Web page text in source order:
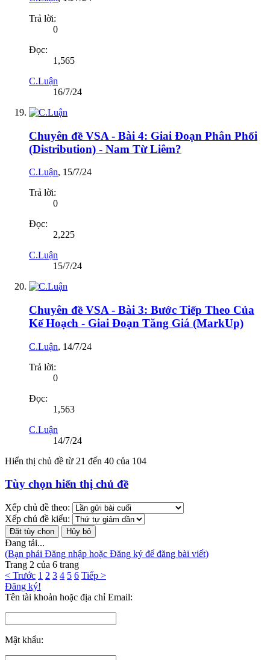
Trả lời:
0
Đọc:
1,565
C.Luận
16/7/24
Chuyên đề VSA - Bài 4: Giai Đoạn Phân Phối
(Distribution) - Nam Từ Liêm?
C.Luận, 15/7/24
Trả lời:
0
Đọc:
2,225
C.Luận
15/7/24
Chuyên đề VSA - Bài 3: Bước Tiếp Theo Của
Kế Hoạch - Giai Đoạn Tăng Giá (MarkUp)
C.Luận, 14/7/24
Trả lời:
0
Đọc:
1,563
C.Luận
14/7/24
Hiển thị chủ đề từ 21 đến 40 của 104
Tùy chọn hiển thị chủ đề
Xếp chủ đề theo:
Xếp chủ đề kiểu:
Đang tải...
(Bạn phải Đăng nhập hoặc Đăng ký để đăng bài viết)
Trang 2 của 6 trang
< Trước 1 2 3 4 5 6 Tiếp >
Đăng ký!
Tên tài khoản hoặc địa chỉ Email:
Mật khẩu: